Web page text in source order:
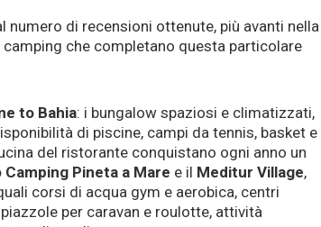
numero di recensioni ottenute, più avanti nella
camping che completano questa particolare
to Bahia: i bungalow spaziosi e climatizzati,
di piscine, campi da tennis, basket e
del ristorante conquistano ogni anno un
Camping Pineta a Mare e il Meditur Village,
corsi di acqua gym e aerobica, centri
per caravan e roulotte, attività